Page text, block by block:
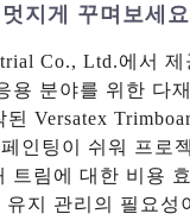
지게 꾸며보세
Co., Ltd.에서
분야를 위한 다
Versatex
인팅이 쉬워 프로
트림에 대한 비용
지 관리의 필요